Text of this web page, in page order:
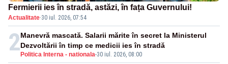
Fermierii ies în stradă, astăzi, în fața Guvernului!
Actualitate·30 iul. 2026, 07:54
2 Politica Interna - nationala-30 iul. 2026, 08:00
Manevră mascată. Salarii mărite în secret la Ministerul
Dezvoltării în timp ce medicii ies în stradă